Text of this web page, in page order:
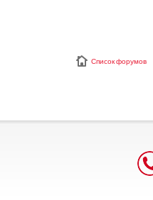
Список форумов